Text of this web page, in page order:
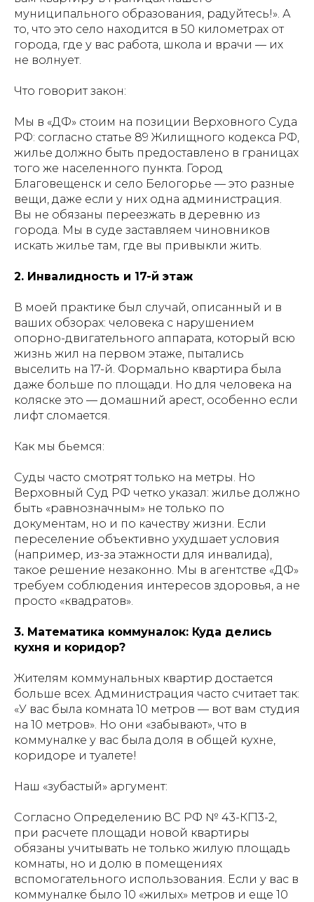
муниципального образования, радуйтесь!». А
то, что это село находится в 50 километрах от
города, где у вас работа, школа и врачи — их
не волнует.
Что говорит закон:
Мы в «ДФ» стоим на позиции Верховного Суда
РФ: согласно статье 89 Жилищного кодекса РФ,
жилье должно быть предоставлено в границах
того же населенного пункта. Город
Благовещенск и село Белогорье — это разные
вещи, даже если у них одна администрация.
Вы не обязаны переезжать в деревню из
города. Мы в суде заставляем чиновников
искать жилье там, где вы привыкли жить.
2. Инвалидность и 17-й этаж
В моей практике был случай, описанный и в
ваших обзорах: человека с нарушением
опорно-двигательного аппарата, который всю
жизнь жил на первом этаже, пытались
выселить на 17-й. Формально квартира была
даже больше по площади. Но для человека на
коляске это — домашний арест, особенно если
лифт сломается.
Как мы бьемся:
Суды часто смотрят только на метры. Но
Верховный Суд РФ четко указал: жилье должно
быть «равнозначным» не только по
документам, но и по качеству жизни. Если
переселение объективно ухудшает условия
(например, из-за этажности для инвалида),
такое решение незаконно. Мы в агентстве «ДФ»
требуем соблюдения интересов здоровья, а не
просто «квадратов».
3. Математика коммуналок: Куда делись
кухня и коридор?
Жителям коммунальных квартир достается
больше всех. Администрация часто считает так:
«У вас была комната 10 метров — вот вам студия
на 10 метров». Но они «забывают», что в
коммуналке у вас была доля в общей кухне,
коридоре и туалете!
Наш «зубастый» аргумент:
Согласно Определению ВС РФ № 43-КГ13-2,
при расчете площади новой квартиры
обязаны учитывать не только жилую площадь
комнаты, но и долю в помещениях
вспомогательного использования. Если у вас в
коммуналке было 10 «жилых» метров и еще 10